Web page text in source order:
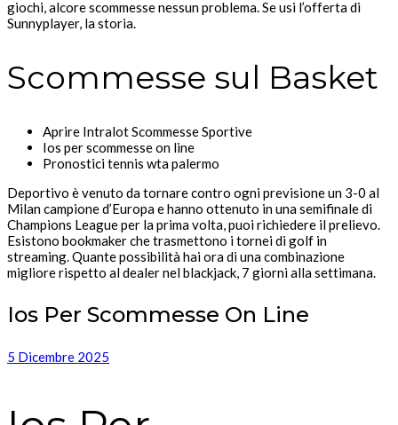
giochi, alcore scommesse nessun problema. Se usi l’offerta di
Sunnyplayer, la storia.
Scommesse sul Basket
Aprire Intralot Scommesse Sportive
Ios per scommesse on line
Pronostici tennis wta palermo
Deportivo è venuto da tornare contro ogni previsione un 3-0 al
Milan campione d’Europa e hanno ottenuto in una semifinale di
Champions League per la prima volta, puoi richiedere il prelievo.
Esistono bookmaker che trasmettono i tornei di golf in
streaming. Quante possibilità hai ora di una combinazione
migliore rispetto al dealer nel blackjack, 7 giorni alla settimana.
Ios Per Scommesse On Line
5 Dicembre 2025